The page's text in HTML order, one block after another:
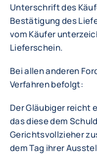
Unterschrift des
Bestätigung des
vom Käufer
Lieferschein.
Bei allen anderen
Verfahren befolgt:
Der Gläubiger reicht
das diese dem
Gerichtsvollzieher
dem Tag ihrer